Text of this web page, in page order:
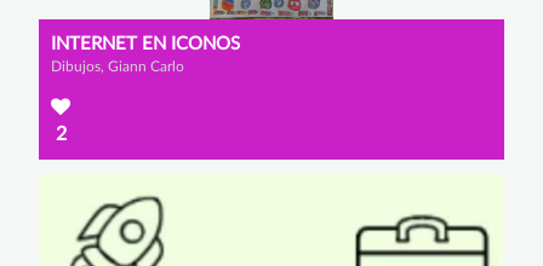
INTERNET EN ICONOS
Dibujos, Giann Carlo
2